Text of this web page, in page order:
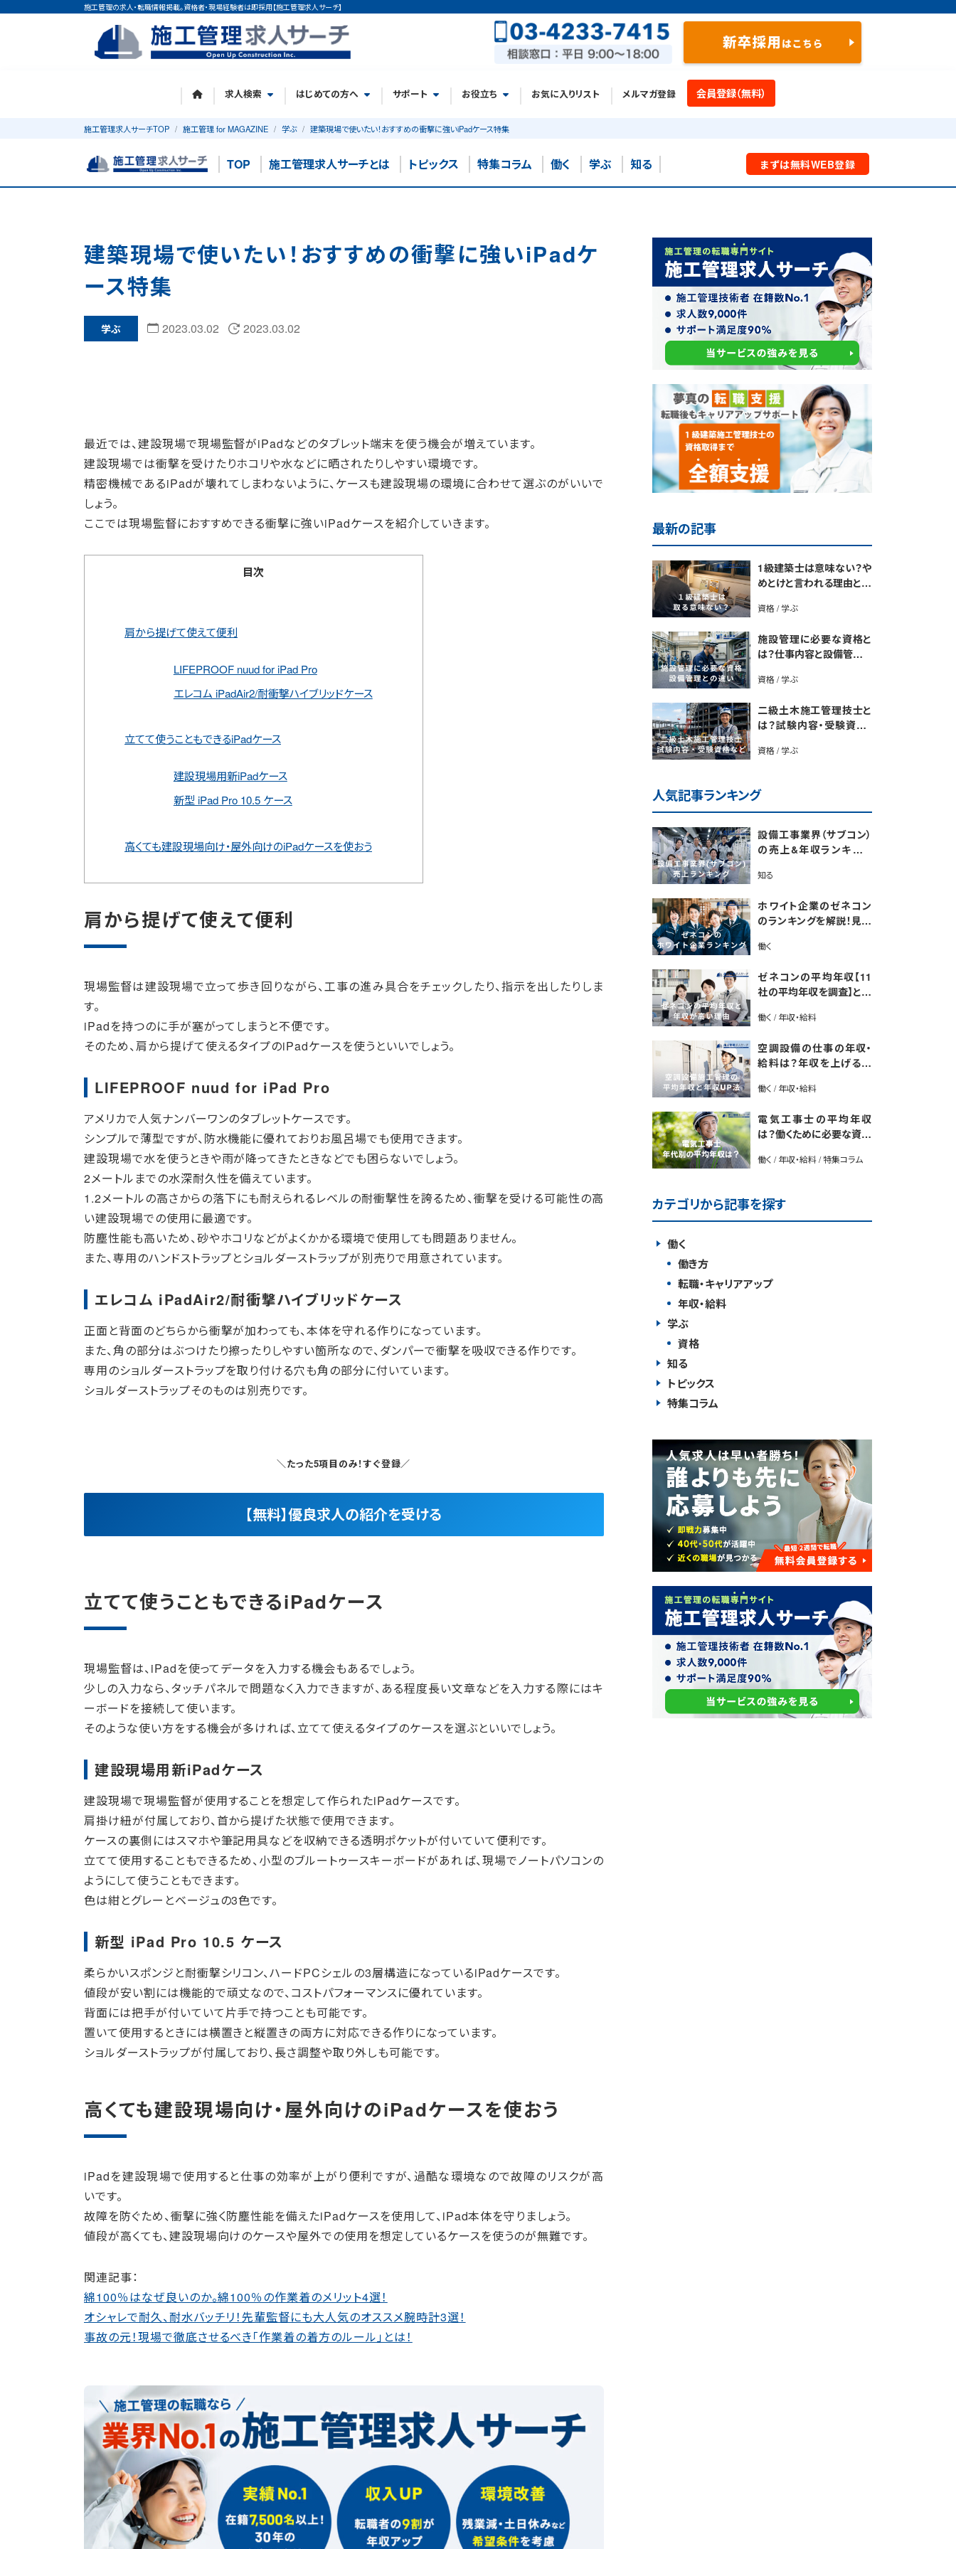
施工管理の求人・転職情報掲載。資格者・現場経験者は即採用【施工管理求人サーチ】
求人検索 はじめての方へ サポート お役立ち お気に入りリスト メルマガ登録 会員登録（無料）
施工管理求人サーチTOP 施工管理 for MAGAZINE 学ぶ 建築現場で使いたい！おすすめの衝撃に強いiPadケース特集
TOP 施工管理求人サーチとは トピックス 特集コラム 働く 学ぶ 知る まずは無料WEB登録
建築現場で使いたい！おすすめの衝撃に強いiPadケ
ース特集
学ぶ 2023.03.02 2023.03.02
最近では、建設現場で現場監督がiPadなどのタブレット端末を使う機会が増えています。
建設現場では衝撃を受けたりホコリや水などに晒されたりしやすい環境です。
精密機械であるiPadが壊れてしまわないように、ケースも建設現場の環境に合わせて選ぶのがいいで
しょう。
ここでは現場監督におすすめできる衝撃に強いiPadケースを紹介していきます。
目次
肩から提げて使えて便利
LIFEPROOF nuud for iPad Pro
エレコム iPadAir2/耐衝撃ハイブリッドケース
立てて使うこともできるiPadケース
建設現場用新iPadケース
新型 iPad Pro 10.5 ケース
高くても建設現場向け・屋外向けのiPadケースを使おう
肩から提げて使えて便利
現場監督は建設現場で立って歩き回りながら、工事の進み具合をチェックしたり、指示を出したりしま
す。
iPadを持つのに手が塞がってしまうと不便です。
そのため、肩から提げて使えるタイプのiPadケースを使うといいでしょう。
LIFEPROOF nuud for iPad Pro
アメリカで人気ナンバーワンのタブレットケースです。
シンプルで薄型ですが、防水機能に優れておりお風呂場でも使用できます。
建設現場で水を使うときや雨が降ってきたときなどでも困らないでしょう。
2メートルまでの水深耐久性を備えています。
1.2メートルの高さからの落下にも耐えられるレベルの耐衝撃性を誇るため、衝撃を受ける可能性の高
い建設現場での使用に最適です。
防塵性能も高いため、砂やホコリなどがよくかかる環境で使用しても問題ありません。
また、専用のハンドストラップとショルダーストラップが別売りで用意されています。
エレコム iPadAir2/耐衝撃ハイブリッドケース
正面と背面のどちらから衝撃が加わっても、本体を守れる作りになっています。
また、角の部分はぶつけたり擦ったりしやすい箇所なので、ダンパーで衝撃を吸収できる作りです。
専用のショルダーストラップを取り付ける穴も角の部分に付いています。
ショルダーストラップそのものは別売りです。
＼たった5項目のみ！すぐ登録／
【無料】優良求人の紹介を受ける
立てて使うこともできるiPadケース
現場監督は、iPadを使ってデータを入力する機会もあるでしょう。
少しの入力なら、タッチパネルで問題なく入力できますが、ある程度長い文章などを入力する際にはキ
ーボードを接続して使います。
そのような使い方をする機会が多ければ、立てて使えるタイプのケースを選ぶといいでしょう。
建設現場用新iPadケース
建設現場で現場監督が使用することを想定して作られたiPadケースです。
肩掛け紐が付属しており、首から提げた状態で使用できます。
ケースの裏側にはスマホや筆記用具などを収納できる透明ポケットが付いていて便利です。
立てて使用することもできるため、小型のブルートゥースキーボードがあれば、現場でノートパソコンの
ようにして使うこともできます。
色は紺とグレーとベージュの3色です。
新型 iPad Pro 10.5 ケース
柔らかいスポンジと耐衝撃シリコン、ハードPCシェルの3層構造になっているiPadケースです。
値段が安い割には機能的で頑丈なので、コストパフォーマンスに優れています。
背面には把手が付いていて片手で持つことも可能です。
置いて使用するときには横置きと縦置きの両方に対応できる作りになっています。
ショルダーストラップが付属しており、長さ調整や取り外しも可能です。
高くても建設現場向け・屋外向けのiPadケースを使おう
iPadを建設現場で使用すると仕事の効率が上がり便利ですが、過酷な環境なので故障のリスクが高
いです。
故障を防ぐため、衝撃に強く防塵性能を備えたiPadケースを使用して、iPad本体を守りましょう。
値段が高くても、建設現場向けのケースや屋外での使用を想定しているケースを使うのが無難です。
関連記事：
綿100％はなぜ良いのか。綿100％の作業着のメリット4選！
オシャレで耐久、耐水バッチリ！先輩監督にも大人気のオススメ腕時計3選！
事故の元！現場で徹底させるべき「作業着の着方のルール」とは！
最新の記事
1級建築士は意味ない？や
めとけと言われる理由と取
資格 / 学ぶ
施設管理に必要な資格と
は？仕事内容と設備管理と
資格 / 学ぶ
二級土木施工管理技士と
は？試験内容・受験資格・
資格 / 学ぶ
人気記事ランキング
設備工事業界（サブコン）
の売上&年収ランキング
設備ジャンル別】今後の動
知る
ホワイト企業のゼネコン
のランキングを解説！見極
版】
働く
ゼネコンの平均年収【11
社の平均年収を調査】と年
P法も紹介
働く / 年収・給料
空調設備の仕事の年収・
給料は？年収を上げる方
働く / 年収・給料
電気工事士の平均年収
は？働くために必要な資格
働く / 年収・給料 / 特集コラム
カテゴリから記事を探す
働く
働き方
転職・キャリアアップ
年収・給料
学ぶ
資格
知る
トピックス
特集コラム